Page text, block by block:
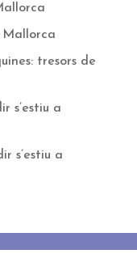
Mallorca
tresors de
s’estiu a
s’estiu a